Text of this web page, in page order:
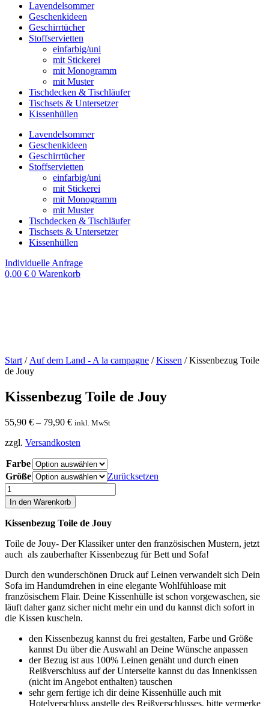
Lavendelsommer
Geschenkideen
Geschirrtücher
Stoffservietten
einfarbig/uni
mit Stickerei
mit Monogramm
mit Muster
Tischdecken & Tischläufer
Tischsets & Untersetzer
Kissenhüllen
Lavendelsommer
Geschenkideen
Geschirrtücher
Stoffservietten
einfarbig/uni
mit Stickerei
mit Monogramm
mit Muster
Tischdecken & Tischläufer
Tischsets & Untersetzer
Kissenhüllen
Individuelle Anfrage
0,00 € 0 Warenkorb
Start / Auf dem Land - A la campagne /Kissen / Kissenbezug Toile
de Jouy
Kissenbezug Toile de Jouy
55,90 € – 79,90 € inkl. MwSt
zzgl. Versandkosten
Farbe
Größe
Zurücksetzen
Kissenbezug
Toile
de
Jouy
In den Warenkorb
Kissenbezug Toile de Jouy
Toile de Jouy- Der Klassiker unter den französischen Mustern, jetzt
auch als zauberhafter Kissenbezug für Bett und Sofa!
Durch den wunderschönen Druck auf Leinen verwandelt sich Dein
Sofa im Handumdrehen in eine elegante Wohlfühloase mit
französischem Flair. Deine Kissenhülle ist schon vorgewaschen, sie
läuft daher ganz sicher nicht mehr ein und du kannst dich sofort in
die Kissen kuscheln.
den Kissenbezug kannst du frei gestalten, Farbe und Größe
kannst Du über die Auswahl an Deine Wünsche anpassen
der Bezug ist aus 100% Leinen genäht und durch einen
Reißverschluss auf der Unterseite kannst du das Innenkissen
(nicht im Angebot enthalten) tauschen
sehr gern fertige ich dir deine Kissenhülle auch mit
Hotelverschluss anstelle des Reißverschlusses, bitte vermerke